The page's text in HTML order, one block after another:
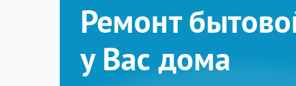
Ремонт
у Вас дома